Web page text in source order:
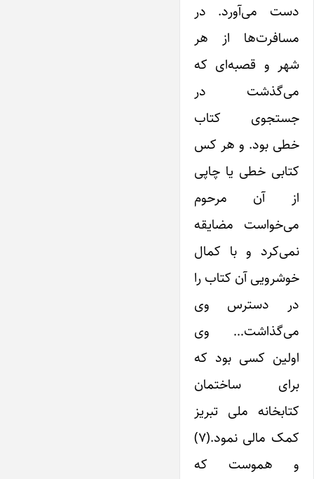
دست می‌آورد. در
مسافرت‌ها از هر
شهر و قصبه‌ای که
می‌گذشت در
جستجوی کتاب
خطی بود. و هر کس
کتابی خطی یا چاپی
از آن مرحوم
می‌خواست مضایقه
نمی‌کرد و با کمال
خوشرویی آن کتاب را
در دسترس وی
می‌گذاشت… وی
اولین کسی بود که
برای ساختمان
کتابخانه ملی تبریز
کمک مالی نمود.(۷)
و هموست که